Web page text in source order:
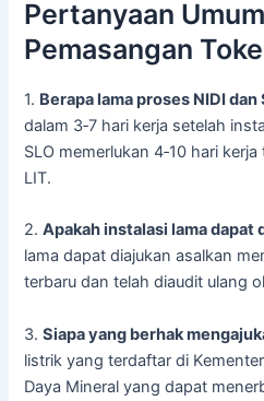
Pertanyaan
Pemasangan
1. Berapa lama proses NIDI dan
dalam 3‑7 hari kerja setelah
SLO memerlukan 4‑10 hari
LIT.
2.Apakah instalasi lama dapat
lama dapat diajukan asalkan
terbaru dan telah diaudit ulang
3.Siapa yang berhak
listrik yang terdaftar di
Daya Mineral yang dapat